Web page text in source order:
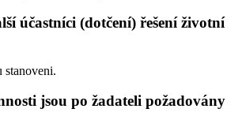
účastníci (dotčení) řešení životní
stanoveni.
jsou po žadateli požadovány